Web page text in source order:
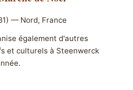
— Nord, France
également d'autres
et culturels à Steenwerck